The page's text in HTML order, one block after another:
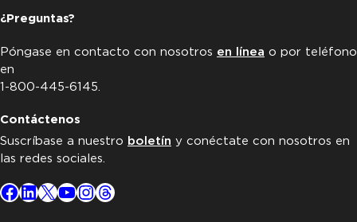
¿Preguntas?
Póngase en contacto con nosotros en línea o por teléfono
en
1-800-445-6145.
Contáctenos
Suscríbase a nuestro boletín y conéctate con nosotros en
las redes sociales.
Facebook
LinkedIn
X YouTube
Instagram
Threads